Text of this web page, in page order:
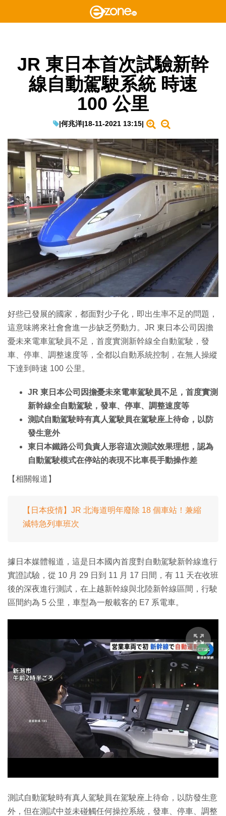
JR 東日本首次試驗新幹
線自動駕駛系統 時速
100 公里
|何兆洋|18-11-2021 13:15|
好些已發展的國家，都面對少子化，即出生率不足的問題，
這意味將來社會會進一步缺乏勞動力。JR 東日本公司因擔
憂未來電車駕駛員不足，首度實測新幹線全自動駕駛，發
車、停車、調整速度等，全都以自動系統控制，在無人操縱
下達到時速 100 公里。
JR 東日本公司因擔憂未來電車駕駛員不足，首度實測
新幹線全自動駕駛，發車、停車、調整速度等
測試自動駕駛時有真人駕駛員在駕駛座上待命，以防
發生意外
東日本鐵路公司負責人形容這次測試效果理想，認為
自動駕駛模式在停站的表現不比車長手動操作差
【相關報道】
【日本疫情】JR 北海道明年廢除 18 個車站！兼縮
減特急列車班次
據日本媒體報道，這是日本國內首度對自動駕駛新幹線進行
實證試驗，從 10 月 29 日到 11 月 17 日間，有 11 天在收班
後的深夜進行測試，在上越新幹線與北陸新幹線區間，行駛
區間約為 5 公里，車型為一般載客的 E7 系電車。
測試自動駕駛時有真人駕駛員在駕駛座上待命，以防發生意
外，但在測試中並未碰觸任何操控系統，發車、停車、調整